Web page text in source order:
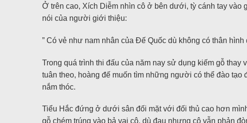
Ở trên cao, Xích Diễm nhìn cô ở bên dưới, tỳ cánh tay vào
nói của người giới thiệu:
” Có vẻ như nam nhân của Đế Quốc dù không có thân
Trong quá trình thi đấu của năm nay sử dụng kiếm gỗ
tuân theo, hoàng đế muốn tìm những người có thể đào
nắm thóc.
Tiểu Hắc đứng ở dưới sân đối mặt với đối thủ cao hơn
gỗ chém trúng vào bả vai cô, dù đau nhưng cô vẫn phản